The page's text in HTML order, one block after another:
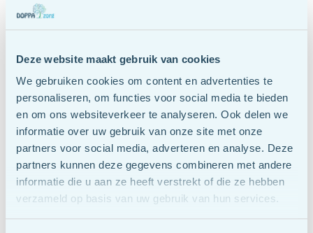
Deze website maakt gebruik van cookies
We gebruiken cookies om content en advertenties te
personaliseren, om functies voor social media te bieden
en om ons websiteverkeer te analyseren. Ook delen we
informatie over uw gebruik van onze site met onze
partners voor social media, adverteren en analyse. Deze
partners kunnen deze gegevens combineren met andere
informatie die u aan ze heeft verstrekt of die ze hebben
verzameld op basis van uw gebruik van hun services.
onderbouwd en worden aangepast aan uw individuele
behoeften.
Innovatieve behandelingen
Ons behandelaanbod is divers en omvat onder andere
cognitieve gedragstherapie, oplossingsgerichte
behandelingen enEMDRvoor het verwerken van trauma’s.
Wij stellen een behandelplan op dat specifiek is afgestemd